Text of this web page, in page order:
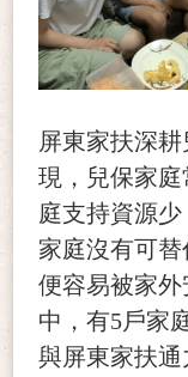
屏東家扶深
現，兒保家
庭支持資源
家庭沒有可
便容易被家
中，有5戶家
與屏東家扶